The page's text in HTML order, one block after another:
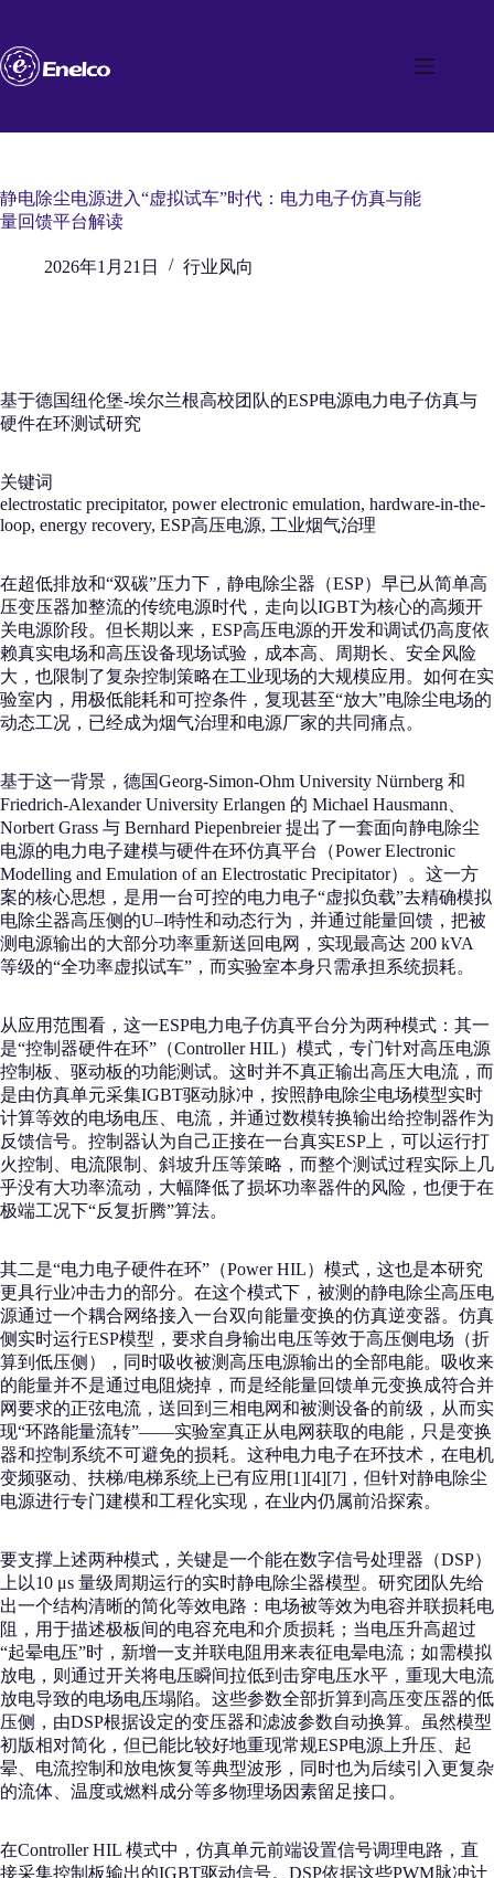
内
容
静电除尘电源进入“虚拟试车”时代：电力电子仿真与能
量回馈平台解读
2026年1月21日 行业风向
基于德国纽伦堡-埃尔兰根高校团队的ESP电源电力电子仿真与
硬件在环测试研究
关键词
electrostatic precipitator, power electronic emulation, hardware-in-the-
loop, energy recovery, ESP高压电源, 工业烟气治理
在超低排放和“双碳”压力下，静电除尘器（ESP）早已从简单高
压变压器加整流的传统电源时代，走向以IGBT为核心的高频开
关电源阶段。但长期以来，ESP高压电源的开发和调试仍高度依
赖真实电场和高压设备现场试验，成本高、周期长、安全风险
大，也限制了复杂控制策略在工业现场的大规模应用。如何在实
验室内，用极低能耗和可控条件，复现甚至“放大”电除尘电场的
动态工况，已经成为烟气治理和电源厂家的共同痛点。
基于这一背景，德国Georg-Simon-Ohm University Nürnberg 和
Friedrich-Alexander University Erlangen 的 Michael Hausmann、
Norbert Grass 与 Bernhard Piepenbreier 提出了一套面向静电除尘
电源的电力电子建模与硬件在环仿真平台（Power Electronic
Modelling and Emulation of an Electrostatic Precipitator）。这一方
案的核心思想，是用一台可控的电力电子“虚拟负载”去精确模拟
电除尘器高压侧的U–I特性和动态行为，并通过能量回馈，把被
测电源输出的大部分功率重新送回电网，实现最高达 200 kVA
等级的“全功率虚拟试车”，而实验室本身只需承担系统损耗。
从应用范围看，这一ESP电力电子仿真平台分为两种模式：其一
是“控制器硬件在环”（Controller HIL）模式，专门针对高压电源
控制板、驱动板的功能测试。这时并不真正输出高压大电流，而
是由仿真单元采集IGBT驱动脉冲，按照静电除尘电场模型实时
计算等效的电场电压、电流，并通过数模转换输出给控制器作为
反馈信号。控制器认为自己正接在一台真实ESP上，可以运行打
火控制、电流限制、斜坡升压等策略，而整个测试过程实际上几
乎没有大功率流动，大幅降低了损坏功率器件的风险，也便于在
极端工况下“反复折腾”算法。
其二是“电力电子硬件在环”（Power HIL）模式，这也是本研究
更具行业冲击力的部分。在这个模式下，被测的静电除尘高压电
源通过一个耦合网络接入一台双向能量变换的仿真逆变器。仿真
侧实时运行ESP模型，要求自身输出电压等效于高压侧电场（折
算到低压侧），同时吸收被测高压电源输出的全部电能。吸收来
的能量并不是通过电阻烧掉，而是经能量回馈单元变换成符合并
网要求的正弦电流，送回到三相电网和被测设备的前级，从而实
现“环路能量流转”——实验室真正从电网获取的电能，只是变换
器和控制系统不可避免的损耗。这种电力电子在环技术，在电机
变频驱动、扶梯/电梯系统上已有应用[1][4][7]，但针对静电除尘
电源进行专门建模和工程化实现，在业内仍属前沿探索。
要支撑上述两种模式，关键是一个能在数字信号处理器（DSP）
上以10 μs 量级周期运行的实时静电除尘器模型。研究团队先给
出一个结构清晰的简化等效电路：电场被等效为电容并联损耗电
阻，用于描述极板间的电容充电和介质损耗；当电压升高超过
“起晕电压”时，新增一支并联电阻用来表征电晕电流；如需模拟
放电，则通过开关将电压瞬间拉低到击穿电压水平，重现大电流
放电导致的电场电压塌陷。这些参数全部折算到高压变压器的低
压侧，由DSP根据设定的变压器和滤波参数自动换算。虽然模型
初版相对简化，但已能比较好地重现常规ESP电源上升压、起
晕、电流控制和放电恢复等典型波形，同时也为后续引入更复杂
的流体、温度或燃料成分等多物理场因素留足接口。
在Controller HIL 模式中，仿真单元前端设置信号调理电路，直
接采集控制板输出的IGBT驱动信号。DSP依据这些PWM脉冲计